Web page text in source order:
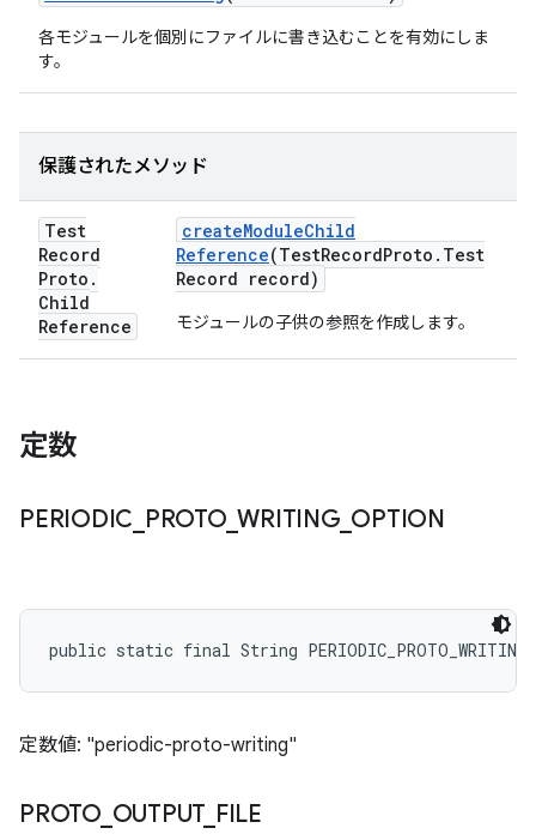
各モジュールを個別にファイルに書き込むことを有効にしま
す。
保護されたメソッド
Test
Record
Proto .
Child
Reference
createModuleChild
Reference(TestRecordProto . Test
Record record)
モジュールの子供の参照を作成します。
定数
PERIODIC PROTO_WRITING_ OPTION
public static final String
定数値: "periodic-proto-writing"
PROTO_ OUTPUT_ FILE